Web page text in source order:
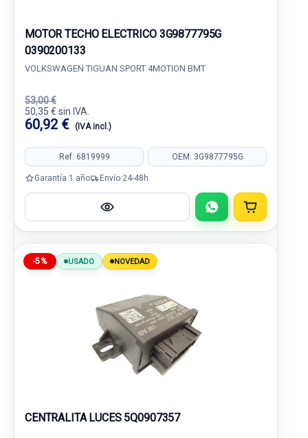
MOTOR TECHO ELECTRICO 3G9877795G
0390200133
VOLKSWAGEN TIGUAN SPORT 4MOTION BMT
53,00 €
50,35 € sin IVA.
60,92 € (IVA incl.)
Ref: 6819999 OEM: 3G9877795G
Garantía 1 año Envío 24-48h
-5% USADO NOVEDAD
CENTRALITA LUCES 5Q0907357